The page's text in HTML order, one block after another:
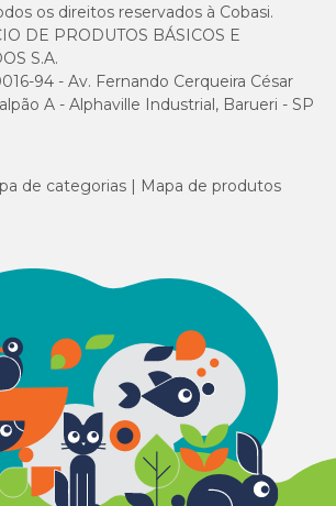
os direitos reservados à Cobasi.
DE PRODUTOS BÁSICOS E
S.A.
94 - Av. Fernando Cerqueira César
A - Alphaville Industrial, Barueri - SP
de categorias Mapa de produtos